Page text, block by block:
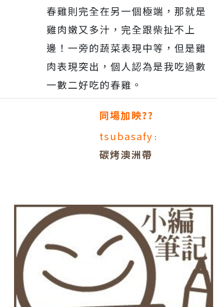
春雞則完全在另一個極端，那就是
雞肉嫩又多汁，完全跟柴扯不上
邊！一旁的蔬菜表現中等，但是雞
肉表現突出，個人認為是我吃過數
一數二好吃的春雞。
主菜整體評
同場加映??
tsubasafy ：
碳烤澳洲帶
二塊羊排熟
度不一致，
主廚回應因
厚薄不同造
成，但我仍
給哭臉，建